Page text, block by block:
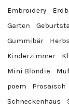
Embroidery
Garten
Gummibär
Kinderzimmer
Mini Blondie
poem
Prosaisch
Schneckenhaus